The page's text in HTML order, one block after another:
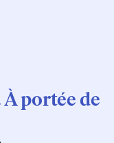
portée de